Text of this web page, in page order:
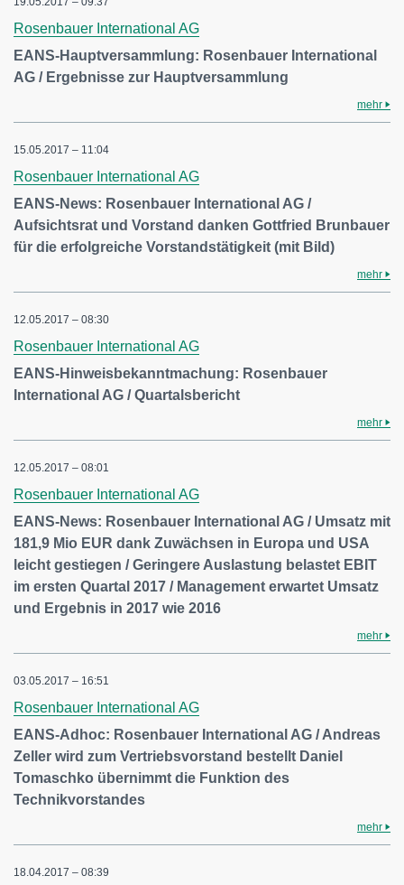
Rosenbauer International AG
EANS-Hauptversammlung: Rosenbauer International
AG / Ergebnisse zur Hauptversammlung
mehr
15.05.2017 – 11:04
Rosenbauer International AG
EANS-News: Rosenbauer International AG /
Aufsichtsrat und Vorstand danken Gottfried Brunbauer
für die erfolgreiche Vorstandstätigkeit (mit Bild)
mehr
12.05.2017 – 08:30
Rosenbauer International AG
EANS-Hinweisbekanntmachung: Rosenbauer
International AG / Quartalsbericht
mehr
12.05.2017 – 08:01
Rosenbauer International AG
EANS-News: Rosenbauer International AG / Umsatz mit
181,9 Mio EUR dank Zuwächsen in Europa und USA
leicht gestiegen / Geringere Auslastung belastet EBIT
im ersten Quartal 2017 / Management erwartet Umsatz
und Ergebnis in 2017 wie 2016
mehr
03.05.2017 – 16:51
Rosenbauer International AG
EANS-Adhoc: Rosenbauer International AG / Andreas
Zeller wird zum Vertriebsvorstand bestellt Daniel
Tomaschko übernimmt die Funktion des
Technikvorstandes
mehr
18.04.2017 – 08:39